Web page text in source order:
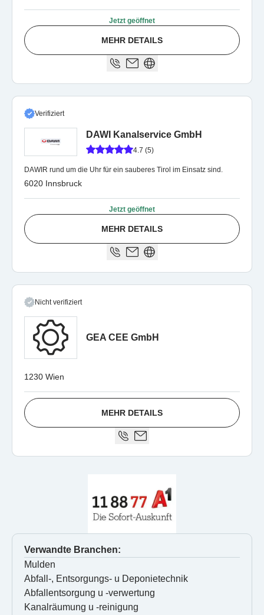
Jetzt geöffnet
MEHR DETAILS
Verifiziert
DAWI Kanalservice GmbH
4.7 (5)
DAWIR rund um die Uhr für ein sauberes Tirol im Einsatz sind.
6020 Innsbruck
Jetzt geöffnet
MEHR DETAILS
Nicht verifiziert
GEA CEE GmbH
1230 Wien
MEHR DETAILS
Verwandte Branchen:
Mulden
Abfall-, Entsorgungs- u Deponietechnik
Abfallentsorgung u -verwertung
Kanalräumung u -reinigung